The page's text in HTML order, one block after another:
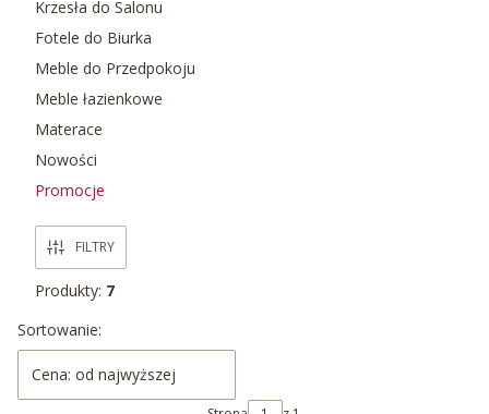
Krzesła do Salonu
Fotele do Biurka
Meble do Przedpokoju
Meble łazienkowe
Materace
Nowości
Promocje
FILTRY
Produkty: 7
Lista produktów
Sortowanie:
Cena: od najwyższej